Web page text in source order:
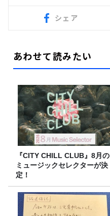
シェア
あわせて読みたい
『CITY CHILL CLUB』8月の
ミュージックセレクターが決
定！